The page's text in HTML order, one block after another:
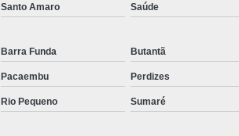
Nano
Nano Pigmentação no
Pigmentação Capilar 3d
Pigmentação Capilar em
Santo Amaro Saúde
Barra Funda Butantã
Pacaembu Perdizes
Rio Pequeno Sumaré